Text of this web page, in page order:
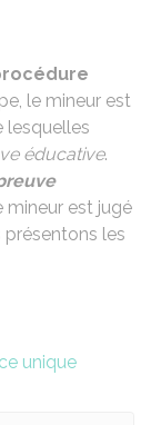
le mineur est
lesquelles
éducative.
mineur est jugé
présentons les
unique